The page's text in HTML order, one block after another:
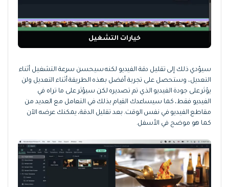
خيارات التشغيل
سيؤدي ذلك إلى تقليل دقة الفيديو لكنه سيحسن سرعة التشغيل أثناء
التعديل، وستحصل على تجربة أفضل بهذه الطريقة أثناء التعديل ولن
يؤثر على جودة الفيديو الذي تم تصديره لكن سيؤثر على ما تراه في
الفيديو فقط، كما سيساعدك القيام بذلك في التعامل مع العديد من
مقاطع الفيديو في نفس الوقت. بعد تقليل الدقة، يمكنك عرضه الآن
كما هو موضح في الأسفل.